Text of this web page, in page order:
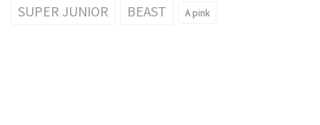
SUPER JUNIOR BEAST A pink